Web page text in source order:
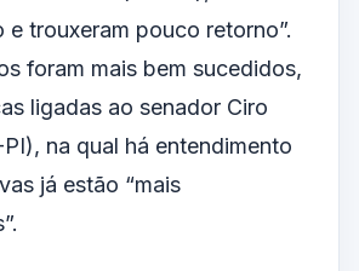
e trouxeram pouco retorno”.
foram mais bem sucedidos,
ligadas ao senador Ciro
na qual há entendimento
já estão “mais